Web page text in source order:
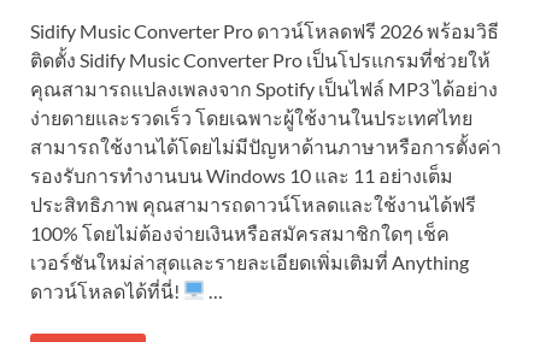
Sidify Music Converter Pro ดาวน์โหลดฟรี 2026 พร้อมวิธี
ติดตั้ง Sidify Music Converter Pro เป็นโปรแกรมที่ช่วยให้
คุณสามารถแปลงเพลงจาก Spotify เป็นไฟล์ MP3 ได้อย่าง
ง่ายดายและรวดเร็ว โดยเฉพาะผู้ใช้งานในประเทศไทย
สามารถใช้งานได้โดยไม่มีปัญหาด้านภาษาหรือการตั้งค่า
รองรับการทำงานบน Windows 10 และ 11 อย่างเต็ม
ประสิทธิภาพ คุณสามารถดาวน์โหลดและใช้งานได้ฟรี
100% โดยไม่ต้องจ่ายเงินหรือสมัครสมาชิกใดๆ เช็ค
เวอร์ชันใหม่ล่าสุดและรายละเอียดเพิ่มเติมที่ Anything
ดาวน์โหลดได้ที่นี่!
…